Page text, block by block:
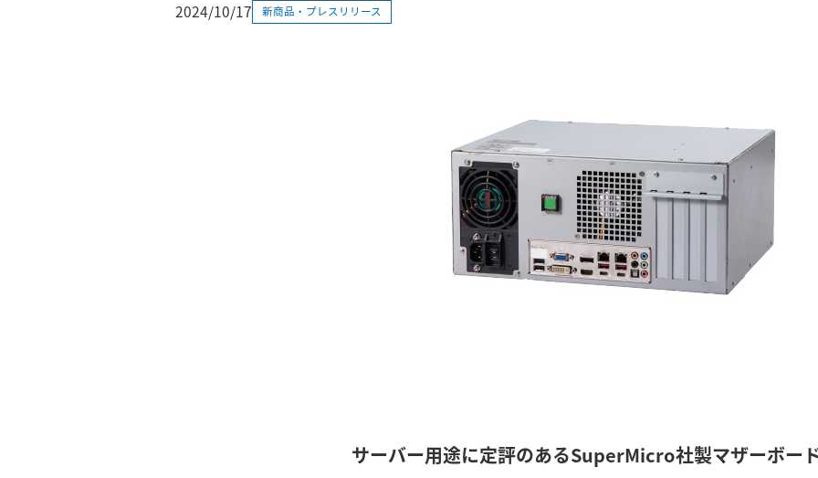
2024/10/17 新商品・プレスリリース
サーバー用途に定評のあるSuperMicro社製マザーボー